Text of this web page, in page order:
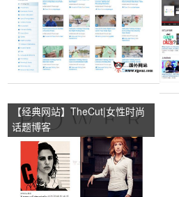
【经典网站】TheCut|女性时尚
话题博客